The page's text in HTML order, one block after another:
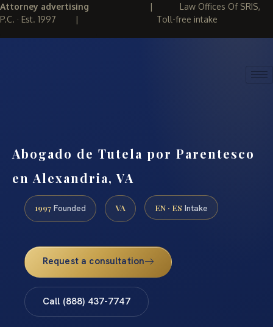
Attorney advertising | Law Offices Of SRIS,
P.C. · Est. 1997 | Toll-free intake
Abogado de Tutela por Parentesco
en Alexandria, VA
1997 Founded VA EN · ES Intake
Request a consultation
Call (888) 437-7747